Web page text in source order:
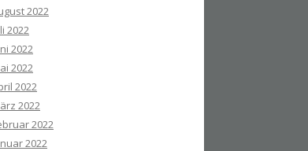
2022
2022
2022
2022
2022
2022
2022
2022